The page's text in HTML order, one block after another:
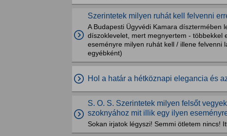
Szerintetek milyen ruhát kell felvenni
A Budapesti Ügyvédi Kamara dísztermében
díszoklevelet, mert megnyertem - többekkel
eseményre milyen ruhát kell / illene felvenni
egyébként)
Hol a határ a hétköznapi elegancia és
S. O. S. Szerintetek milyen felsőt
szoknyához mit illik egy ilyen
Sokan irjatok légyszi! Semmi ötletem nincs!